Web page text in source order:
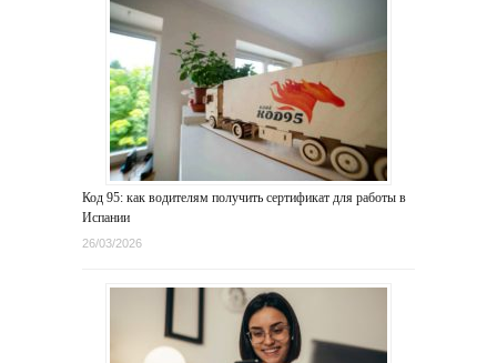
Код 95: как водителям получить сертификат для работы в
Испании
26/03/2026